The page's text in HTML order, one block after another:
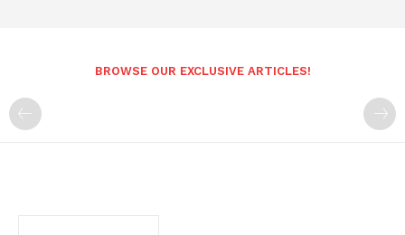
BROWSE OUR EXCLUSIVE ARTICLES!